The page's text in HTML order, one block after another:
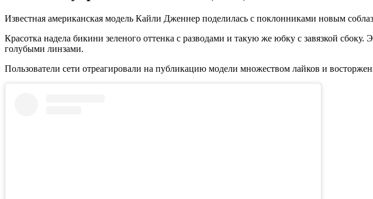
Известная американская модель Кайли Дженнер поделилась с поклонниками новым
Красотка надела бикини зеленого оттенка с разводами и такую же юбку с завязкой
голубыми линзами.
Пользователи сети отреагировали на публикацию модели множеством лайков и